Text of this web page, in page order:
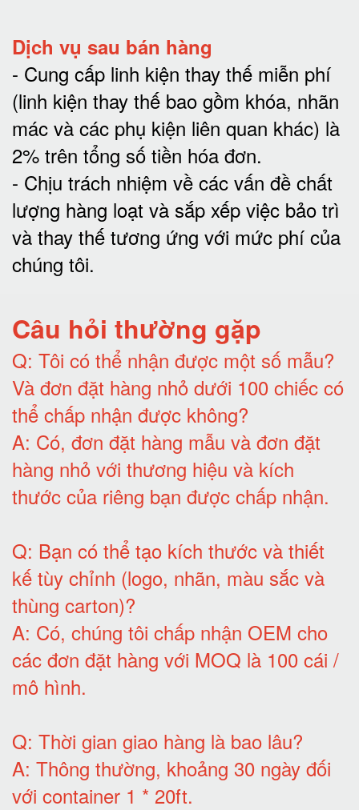
Dịch vụ sau bán hàng
- Cung cấp linh kiện thay thế miễn phí
(linh kiện thay thế bao gồm khóa, nhãn
mác và các phụ kiện liên quan khác) là
2% trên tổng số tiền hóa đơn.
- Chịu trách nhiệm về các vấn đề chất
lượng hàng loạt và sắp xếp việc bảo trì
và thay thế tương ứng với mức phí của
chúng tôi.
Câu hỏi thường gặp
Q: Tôi có thể nhận được một số mẫu?
Và đơn đặt hàng nhỏ dưới 100 chiếc có
thể chấp nhận được không?
A: Có, đơn đặt hàng mẫu và đơn đặt
hàng nhỏ với thương hiệu và kích
thước của riêng bạn được chấp nhận.
Q: Bạn có thể tạo kích thước và thiết
kế tùy chỉnh (logo, nhãn, màu sắc và
thùng carton)?
A: Có, chúng tôi chấp nhận OEM cho
các đơn đặt hàng với MOQ là 100 cái /
mô hình.
Q: Thời gian giao hàng là bao lâu?
A: Thông thường, khoảng 30 ngày đối
với container 1 * 20ft.